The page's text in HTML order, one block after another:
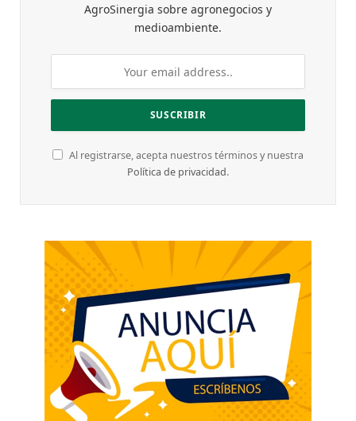
AgroSinergia sobre agronegocios y
medioambiente.
Al registrarse, acepta nuestros términos y nuestra
Política de privacidad.